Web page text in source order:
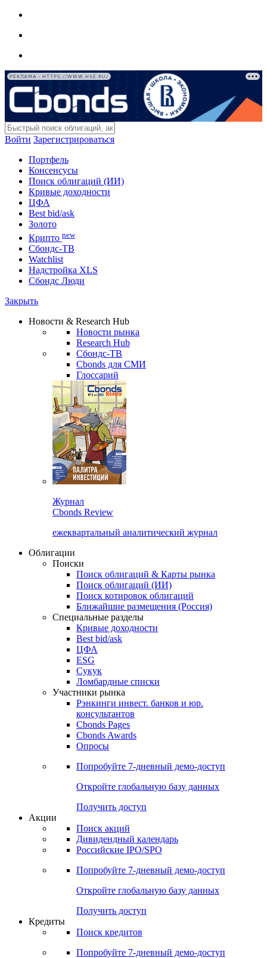
РЕКЛАМА • HTTPS://WWW.HSE.RU/
Войти Зарегистрироваться
Портфель
Консенсусы
Поиск облигаций (ИИ)
Кривые доходности
ЦФА
Best bid/ask
Золото
Крипто new
Сбондс-ТВ
Watchlist
Надстройка XLS
Сбондс Люди
Закрыть
Новости & Research Hub
Новости рынка
Research Hub
Сбондс-ТВ
Cbonds для СМИ
Глоссарий
Журнал
Cbonds Review
ежеквартальный аналитический журнал
Облигации
Поиски
Поиск облигаций & Карты рынка
Поиск облигаций (ИИ)
Поиск котировок облигаций
Ближайшие размещения (Россия)
Специальные разделы
Кривые доходности
Best bid/ask
ЦФА
ESG
Сукук
Ломбардные списки
Участники рынка
Рэнкинги инвест. банков и юр.
консультантов
Cbonds Pages
Cbonds Awards
Опросы
Попробуйте 7-дневный демо-доступ
Откройте глобальную базу данных
Получить доступ
Акции
Поиск акций
Дивидендный календарь
Российские IPO/SPO
Попробуйте 7-дневный демо-доступ
Откройте глобальную базу данных
Получить доступ
Кредиты
Поиск кредитов
Попробуйте 7-дневный демо-доступ